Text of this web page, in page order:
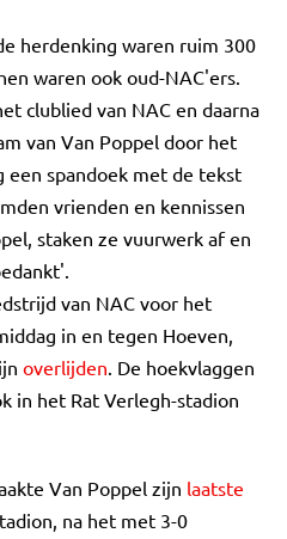
herdenking waren ruim 300
waren ook oud-NAC'ers.
clublied van NAC en daarna
van Van Poppel door het
een spandoek met de tekst
vrienden en kennissen
staken ze vuurwerk af en
van NAC voor het
in en tegen Hoeven,
overlijden. De hoekvlaggen
in het Rat Verlegh-stadion
Van Poppel zijn laatste
na het met 3-0